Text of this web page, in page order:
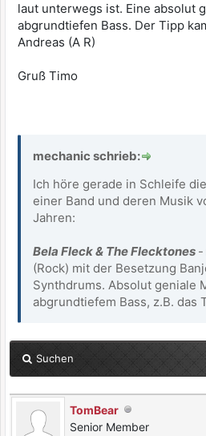
laut unterwegs ist. Eine absolut
abgrundtiefen Bass. Der Tipp
Andreas (A R)
Gruß Timo
mechanic schrieb:
Ich höre gerade in Schleife
einer Band und deren Musik
Jahren:
Bela Fleck & The Flecktones -
(Rock) mit der Besetzung
Synthdrums. Absolut geniale
abgrundtiefem Bass, z.B. das
Suchen
TomBear
Senior Member